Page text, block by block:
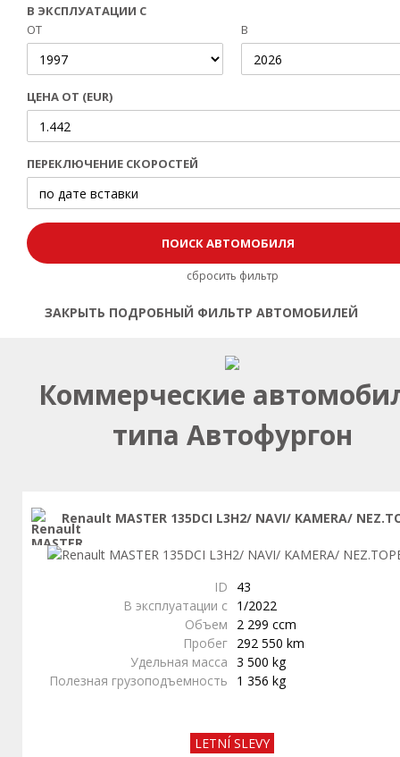
В ЭКСПЛУАТАЦИИ С
ОТ
В
ЦЕНА ОТ (EUR)
ПЕРЕКЛЮЧЕНИЕ СКОРОСТЕЙ
сбросить фильтр
ЗАКРЫТЬ ПОДРОБНЫЙ ФИЛЬТР АВТОМОБИЛЕЙ
Открыть | Закрыть фильтр
Коммерческие
типа Автофургон
Renault MASTER 135DCI L3H2/ NAVI/ KAMERA/
ID
43
В эксплуатации с 1/2022
Объем
2 299 ccm
Пробег 292 550 km
Удельная масса 3 500 kg
Полезная грузоподъемность
1 356 kg
LETNÍ SLEVY